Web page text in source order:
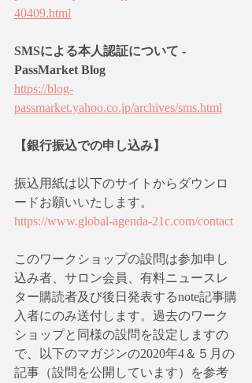
40409.html
SMSによる本人認証について -
PassMarket Blog
https://blog-
passmarket.yahoo.co.jp/archives/sms.html
【銀行振込での申し込み】
振込用紙は以下のサイトからダウンロ
ードお願いいたします。
https://www.global-agenda-21c.com/contact
このワークショップの設問は参加申し
込み者、サロン会員、有料ニュースレ
ター購読者及び後日発表するnote記事購
入者にのみ送付します。過去のワーク
ショップと同様の設問を設定しますの
で、以下のマガジンの2020年4＆５月の
記事（設問を公開しています）を参考